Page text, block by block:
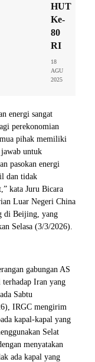
HUT
Ke-
80
RI
18
AGU
2025
energi sangat
perekonomian
pihak memiliki
untuk
pasokan energi
dan tidak
kata Juru Bicara
Luar Negeri China
di Beijing, yang
Selasa (3/3/2026).
gabungan AS
terhadap Iran yang
Sabtu
IRGC mengirim
kapal-kapal yang
Selat
menyatakan
ada kapal yang